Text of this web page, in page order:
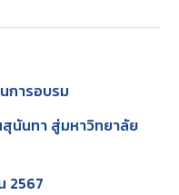
การอบรม
นันทา สู่มหาวิทยาลัย
2567